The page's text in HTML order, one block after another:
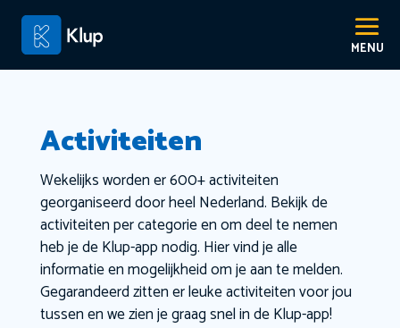
Activiteiten
Wekelijks worden er 600+ activiteiten
georganiseerd door heel Nederland. Bekijk de
activiteiten per categorie en om deel te nemen
heb je de Klup-app nodig. Hier vind je alle
informatie en mogelijkheid om je aan te melden.
Gegarandeerd zitten er leuke activiteiten voor jou
tussen en we zien je graag snel in de Klup-app!